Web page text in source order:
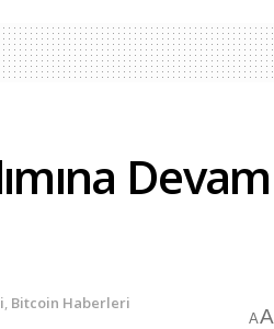
Devam
, Bitcoin Haberleri
AA